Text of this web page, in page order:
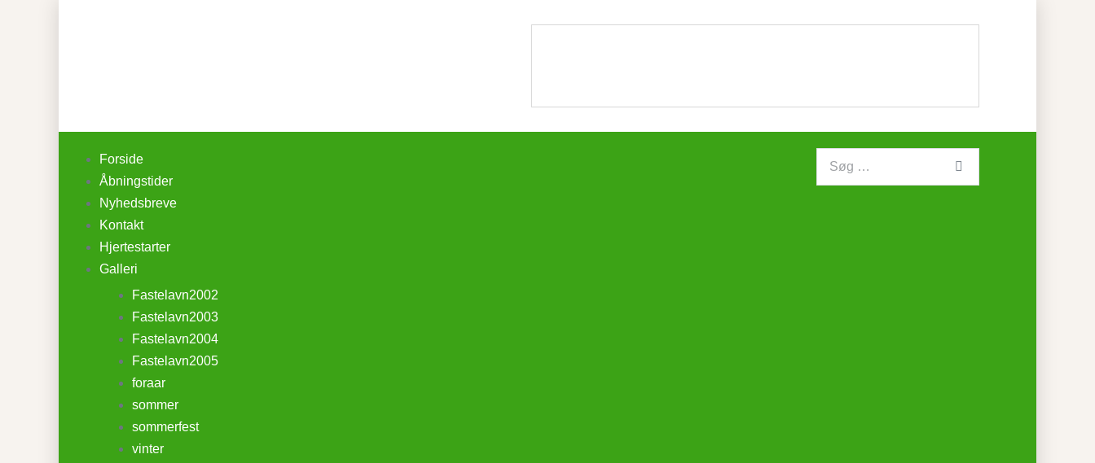
Forside
Åbningstider
Nyhedsbreve
Kontakt
Hjertestarter
Galleri
Fastelavn2002
Fastelavn2003
Fastelavn2004
Fastelavn2005
foraar
sommer
sommerfest
vinter